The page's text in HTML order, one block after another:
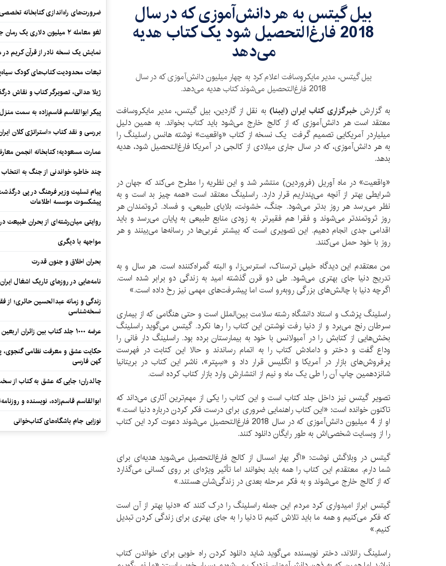
بیل گیتس به هر دانش‌آموزی که در سال
2018 فارغ‌التحصیل شود یک کتاب هدیه
می‌دهد
بیل گیتس، مدیر مایکروسافت اعلام کرد به چهار میلیون دانش‌آموزی که در سال
2018 فارغ‌التحصیل می‌شوند کتاب هدیه می‌دهد.
به گزارشخبرگزاری کتاب ایران (ایبنا) به نقل از گاردین، بیل گیتس، مدیر مایکروسافت
معتقد است هر دانش‌آموزی که از کالج خارج می‌شود باید کتاب بخواند. به همین دلیل
میلیاردر آمریکایی تصمیم گرفت یک نسخه از کتاب «واقعیت» نوشته هانس راسلینگ را
به هر دانش‌آموزی، که در سال جاری میلادی از کالجی در آمریکا فارغ‌التحصیل شود، هدیه
بدهد.
«واقعیت» در ماه آوریل (فروردین) منتشر شد و این نظریه را مطرح می‌کند که جهان در
شرایطی بهتر از آنچه می‌پنداریم قرار دارد. راسلینگ معتقد است «همه چیز بد است و به
نظر می‌رسد هر روز بدتر می‌شود. جنگ، خشونت، بلایای طبیعی، و فساد. ثروتمندان هر
روز ثروتمندتر می‌شوند و فقرا هم فقیرتر. به زودی منابع طبیعی به پایان می‌رسد و باید
اقدامی جدی انجام دهیم. این تصویری است که بیشتر غربی‌ها در رسانه‌ها می‌بینند و هر
روز با خود حمل می‌کنند.
من معتقدم این دیدگاه خیلی ترسناک، استرس‌زا، و البته گمراه‌کننده است. هر سال و به
تدریج دنیا جای بهتری می‌شود. طی دو قرن گذشته امید به زندگی دو برابر شده است.
اگرچه دنیا با چالش‌های بزرگی روبه‌رو است اما پیشرفت‌های مهمی نیز رخ داده است.»
راسلینگ پزشک و استاد دانشگاه رشته سلامت بین‌الملل است و حتی هنگامی که از بیماری
سرطان رنج می‌برد و از دنیا رفت نوشتن این کتاب را رها نکرد. گیتس می‌گوید راسلینگ
بخش‌هایی از کتابش را در آمبولانس با خود به بیمارستان برده بود. راسلینگ دار فانی را
وداع گفت و دختر و دامادش کتاب را به اتمام رساندند و حالا این کتابت در فهرست
پرفروش‌های بازار در آمریکا و انگلیس قرار داد و «سِپتر»، ناشر این کتاب در بریتانیا
شانزدهمین چاپ آن را طی یک ماه و نیم از انتشارش وارد بازار کتاب کرده است.
تصویر گیتس نیز داخل جلد کتاب است و این کتاب را یکی از مهم‌ترین آثاری می‌داند که
تاکنون خوانده است: «این کتاب راهنمایی ضروری برای درست فکر کردن درباره دنیا است.»
او از 4 میلیون دانش‌آموزی که در سال 2018 فارغ‌التحصیل می‌شوند دعوت کرد این کتاب
را از وبسایت شخصی‌اش به طور رایگان دانلود کنند.
گیتس در وبلاگش نوشت: «اگر بهار امسال از کالج فارغ‌التحصیل می‌شوید هدیه‌ای برای
شما دارم. معتقدم این کتاب را همه باید بخوانند اما تأثیر ویژه‌ای بر روی کسانی می‌گذارد
که از کالج خارج می‌شوند و به فکر مرحله بعدی در زندگی‌شان هستند.»
گیتس ابراز امیدواری کرد مردم این جمله راسلینگ را درک کنند که «دنیا بهتر از آن است
که فکر می‌کنیم و همه ما باید تلاش کنیم تا دنیا را به جای بهتری برای زندگی کردن تبدیل
کنیم.»
راسلینگ رانلاند، دختر نویسنده می‌گوید شاید دانلود کردن راه خوبی برای خواندن کتاب
ضرورت‌های راه‌اندازی کتابخانه تخصصی
لغو معامله ۲ میلیون دلاری یک رمان جنایی
نمایش یک نسخه نادر از قرآن کریم در
تبعات محدودیت کتاب‌های کودک
ژیلا هدائی، تصویرگر کتاب و نقاش
پیکر ابوالقاسم قاسم‌زاده به سمت
بررسی و نقد کتاب «استراتژی کلان
عمارت مسعودیه؛ کتابخانه انجمن
چند خاطره خواندنی از جنگ به
پیام تسلیت وزیر فرهنگ در پی
پیشکسوت موسسه اطلاعات
روایتی میان‌رشته‌ای از بحران طبیعت
مواجهه با دیگری
بحران اخلاق و جنون قدرت
نامه‌هایی در روزهای تاریک اشغال ایران
زندگی و زمانه عبدالحسین حائری؛ از
نسخه‌شناسی
عرضه ۱۰۰۰ جلد کتاب بین زائران اربعین در مرزهای کرمانشاه
حکایت عشق و معرفت نظامی گنجوی،
کهن فارسی
چالدران؛ جایی که عشق به کتاب از
ابوالقاسم قاسم‌زاده، نویسنده و
نوزایی جام باشگاه‌های کتاب‌خوانی